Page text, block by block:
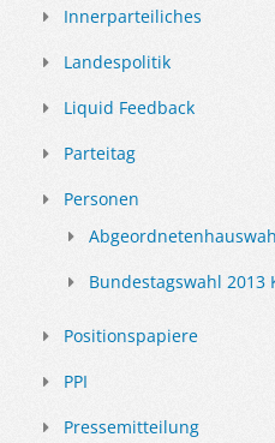
Innerparteiliches
Landespolitik
Liquid Feedback
Parteitag
Personen
Bundestagswahl 2013
Positionspapiere
PPI
Pressemitteilung